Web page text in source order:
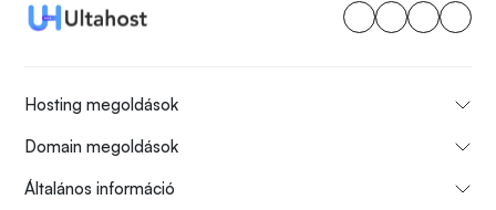
Hosting megoldások
Domain megoldások
Általános információ